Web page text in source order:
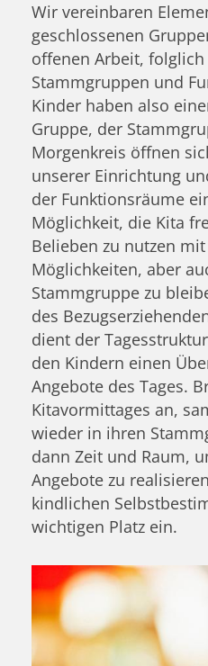
Wir vereinbaren
geschlossenen
offenen Arbeit,
Stammgruppen und
Kinder haben also
Gruppe, der
Morgenkreis öffnen
unserer Einrichtung
der Funktionsräume
Möglichkeit, die Kita
Belieben zu nutzen
Möglichkeiten, aber
Stammgruppe zu
des
dient der
den Kindern einen
Angebote des Tages.
Kitavormittages an,
wieder in ihren
dann Zeit und Raum,
Angebote zu
kindlichen
wichtigen Platz ein.